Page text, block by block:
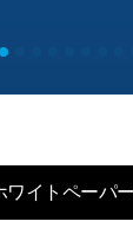
ワイトペーパー